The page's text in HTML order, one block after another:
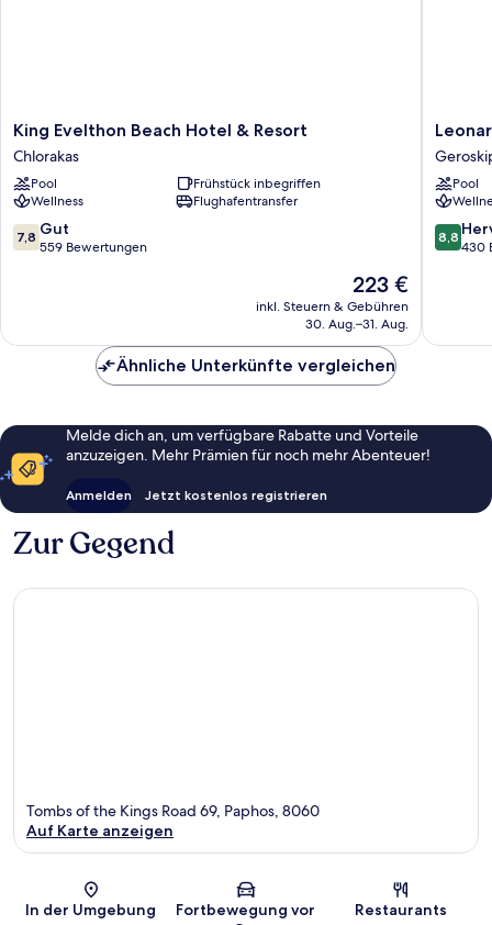
King
Evelthon
Beach
Hotel
&
Resort
Chlorakas
King Evelthon Beach Hotel & Resort
Chlorakas
Pool
Frühstück inbegriffen
Wellness
Flughafentransfer
7.8
von
7,8 Gut
559 Bewertungen
Der
Preis
beträgt
223 €
inkl. Steuern & Gebühren
30. Aug.–31. Aug.
Plaza
Cypria
Maris
Beach
Hotel
&
Pool
8.8
von
8,8
430
Ähnliche Unterkünfte vergleichen
Melde dich an, um verfügbare Rabatte und Vorteile
anzuzeigen. Mehr Prämien für noch mehr Abenteuer!
Anmelden Jetzt kostenlos registrieren
Zur Gegend
Karte
Tombs of the Kings Road 69, Paphos, 8060
Auf Karte anzeigen
In der Umgebung
Fortbewegung vor
Restaurants